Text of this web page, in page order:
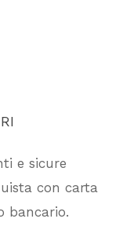
e sicure
con carta
bancario.